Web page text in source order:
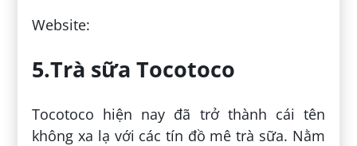
Website:
5.Trà sữa Tocotoco
Tocotoco hiện nay đã trở thành cái tên
không xa lạ với các tín đồ mê trà sữa. Nằm